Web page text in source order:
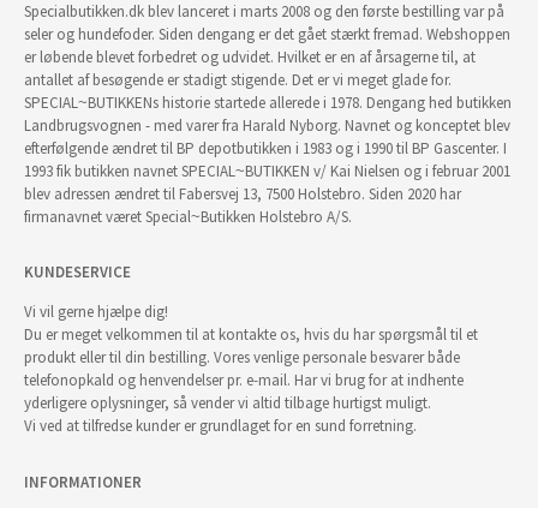
Specialbutikken.dk blev lanceret i marts 2008 og den første bestilling var på
seler og hundefoder. Siden dengang er det gået stærkt fremad. Webshoppen
er løbende blevet forbedret og udvidet. Hvilket er en af årsagerne til, at
antallet af besøgende er stadigt stigende. Det er vi meget glade for.
SPECIAL~BUTIKKENs historie startede allerede i 1978. Dengang hed butikken
Landbrugsvognen - med varer fra Harald Nyborg. Navnet og konceptet blev
efterfølgende ændret til BP depotbutikken i 1983 og i 1990 til BP Gascenter. I
1993 fik butikken navnet SPECIAL~BUTIKKEN v/ Kai Nielsen og i februar 2001
blev adressen ændret til Fabersvej 13, 7500 Holstebro. Siden 2020 har
firmanavnet været Special~Butikken Holstebro A/S.
KUNDESERVICE
Vi vil gerne hjælpe dig!
Du er meget velkommen til at kontakte os, hvis du har spørgsmål til et
produkt eller til din bestilling. Vores venlige personale besvarer både
telefonopkald og henvendelser pr. e-mail. Har vi brug for at indhente
yderligere oplysninger, så vender vi altid tilbage hurtigst muligt.
Vi ved at tilfredse kunder er grundlaget for en sund forretning.
INFORMATIONER